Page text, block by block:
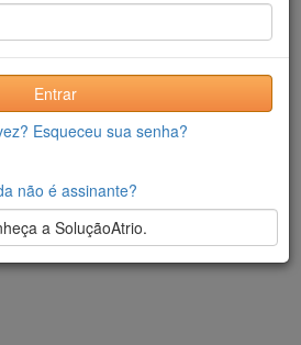
Entrar
Esqueceu sua senha?
não é assinante?
a SoluçãoAtrio.